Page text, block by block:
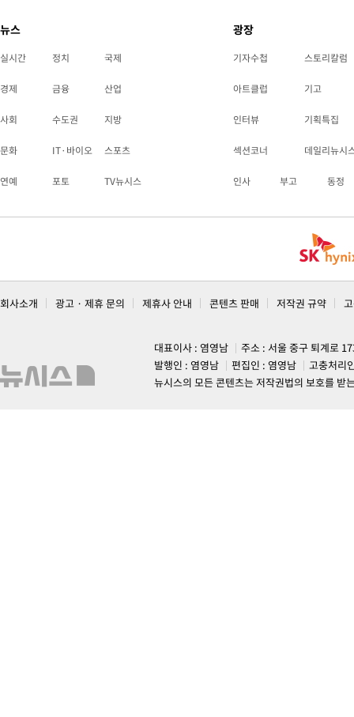
뉴스
실시간 정치 국제
경제 금융 산업
사회 수도권 지방
문화 IT·바이오 스포츠
연예 포토 TV뉴시스
광장
기자수첩 스토리칼럼
아트클럽 기고
인터뷰 기획특집
섹션코너 데일리뉴시
인사 부고 동정
회사소개 광고 · 제휴 문의 제휴사 안내 콘텐츠 판매 저작권 규약
대표이사 : 염영남
주소 : 서울 중구 퇴계로
발행인 : 염영남
편집인 : 염영남
고충처리
뉴시스의 모든 콘텐츠는 저작권법의 보호를